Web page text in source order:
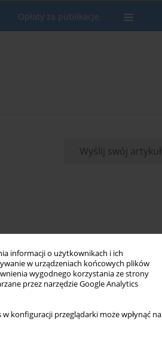
informacji o użytkownikach i ich
w urządzeniach końcowych plików
wygodnego korzystania ze strony
przez narzędzie Google Analytics
konfiguracji przeglądarki może wpłynąć na
Opłaty za publikacje
Wyślij swój artykuł